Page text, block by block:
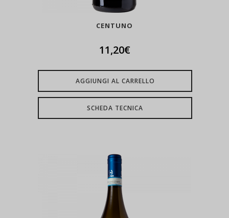
CENTUNO
11,20€
AGGIUNGI AL CARRELLO
SCHEDA TECNICA